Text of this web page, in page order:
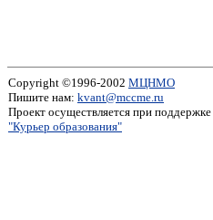
Copyright ©1996-2002 МЦНМО
Пишите нам: kvant@mccme.ru
Проект осуществляется при поддержке
"Курьер образования"